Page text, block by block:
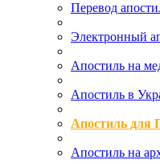
Перевод
Электронный
Апостиль на
Апостиль в
Апостиль для
Апостиль на